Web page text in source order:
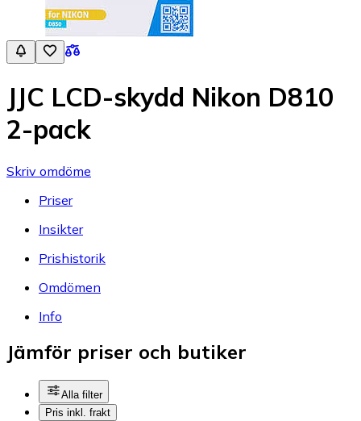
JJC LCD-skydd Nikon D810
2-pack
Skriv omdöme
Priser
Insikter
Prishistorik
Omdömen
Info
Jämför priser och butiker
Alla filter
Pris inkl. frakt